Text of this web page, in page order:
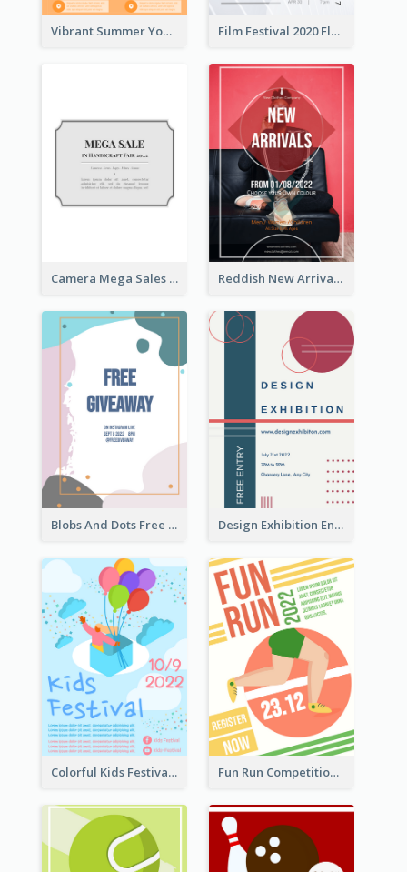
Vibrant Summer Youth Flyer Design Templates Film Festival 2020 Flyer
Camera Mega Sales Flyer Reddish New Arrivals Flyer
Blobs And Dots Free Giveaway Flyer Design Exhibition Entry Flyer
Colorful Kids Festival Flyer Fun Run Competition Flyer